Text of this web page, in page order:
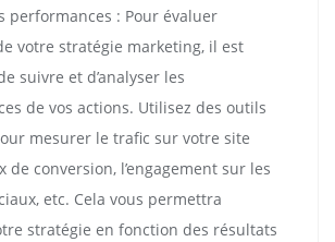
performances : Pour évaluer
votre stratégie marketing, il est
suivre et d’analyser les
de vos actions. Utilisez des outils
mesurer le trafic sur votre site
de conversion, l’engagement sur les
etc. Cela vous permettra
stratégie en fonction des résultats